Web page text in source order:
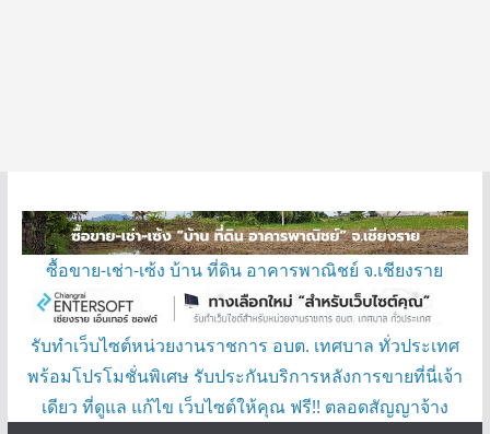
ซื้อขาย-เช่า-เซ้ง บ้าน ที่ดิน อาคารพาณิชย์ จ.เชียงราย
รับทำเว็บไซต์หน่วยงานราชการ อบต. เทศบาล ทั่วประเทศ
พร้อมโปรโมชั่นพิเศษ รับประกันบริการหลังการขายที่นี่เจ้า
เดียว ที่ดูแล แก้ไข เว็บไซต์ให้คุณ ฟรี!! ตลอดสัญญาจ้าง